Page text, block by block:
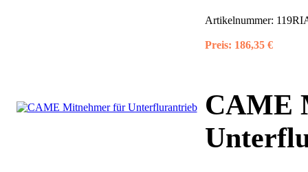
Artikelnummer:
Preis: 186,35 €
CAME